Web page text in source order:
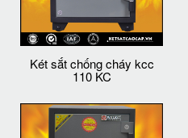
Két sắt chống cháy kcc
110 KC